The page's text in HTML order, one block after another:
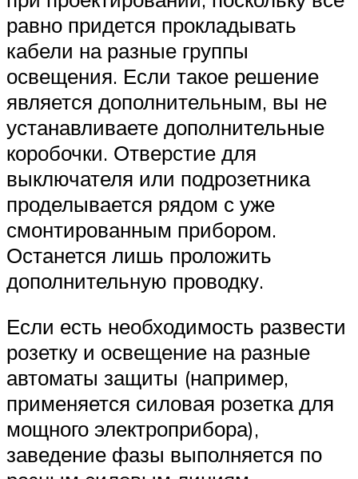
равно придется прокладывать
кабели на разные группы
освещения. Если такое решение
является дополнительным, вы не
устанавливаете дополнительные
коробочки. Отверстие для
выключателя или подрозетника
проделывается рядом с уже
смонтированным прибором.
Останется лишь проложить
дополнительную проводку.
Если есть необходимость развести
розетку и освещение на разные
автоматы защиты (например,
применяется силовая розетка для
мощного электроприбора),
заведение фазы выполняется по